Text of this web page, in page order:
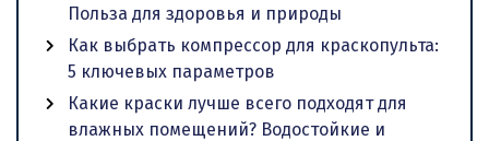
Польза для здоровья и природы
Как выбрать компрессор для краскопульта:
5 ключевых параметров
Какие краски лучше всего подходят для
влажных помещений? Водостойкие и